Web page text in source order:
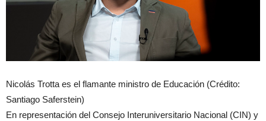
Nicolás Trotta es el flamante ministro de Educación (Crédito:
Santiago Saferstein)
En representación del Consejo Interuniversitario Nacional (CIN) y